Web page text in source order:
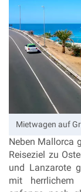
Mietwagen auf
Neben Mallorca
Reiseziel zu
und Lanzarote
mit herrlichem